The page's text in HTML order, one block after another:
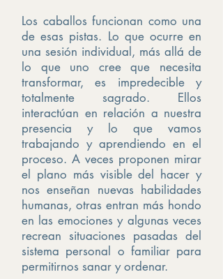
Los caballos funcionan como una
de esas pistas. Lo que ocurre en
una sesión individual, más allá de
lo que uno cree que necesita
transformar, es impredecible y
totalmente sagrado. Ellos
interactúan en relación a nuestra
presencia y lo que vamos
trabajando y aprendiendo en el
proceso. A veces proponen mirar
el plano más visible del hacer y
nos enseñan nuevas habilidades
humanas, otras entran más hondo
en las emociones y algunas veces
recrean situaciones pasadas del
sistema personal o familiar para
permitirnos sanar y ordenar.